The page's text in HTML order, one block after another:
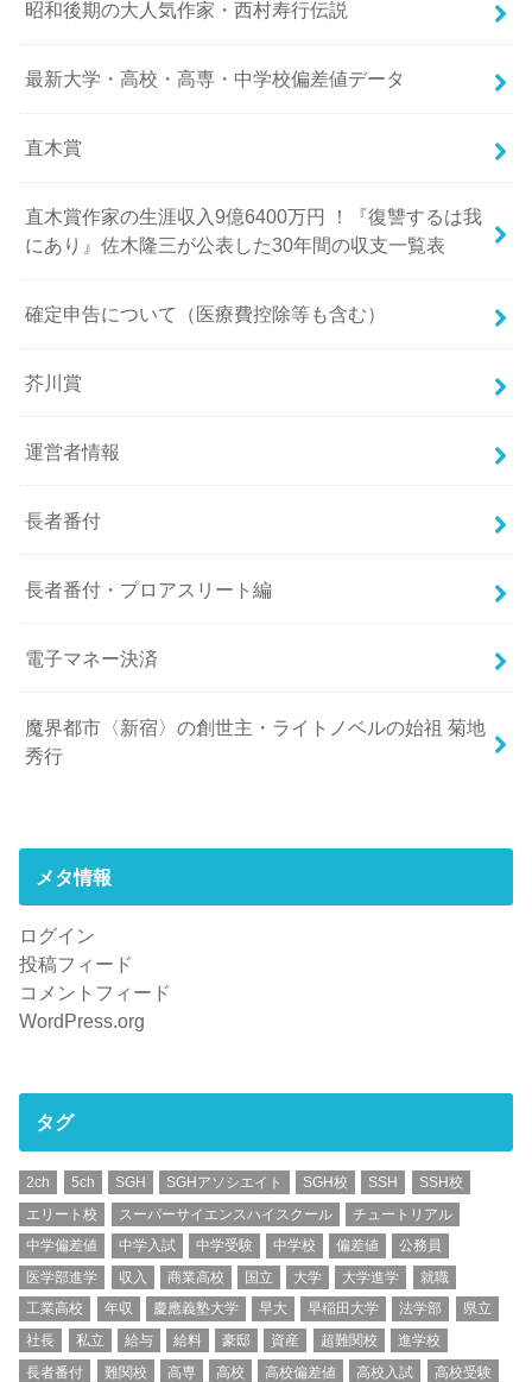
昭和後期の大人気作家・西村寿行伝説
最新大学・高校・高専・中学校偏差値データ
直木賞
直木賞作家の生涯収入9億6400万円 ！『復讐するは我
にあり』佐木隆三が公表した30年間の収支一覧表
確定申告について（医療費控除等も含む）
芥川賞
運営者情報
長者番付
長者番付・プロアスリート編
電子マネー決済
魔界都市〈新宿〉の創世主・ライトノベルの始祖 菊地
秀行
メタ情報
ログイン
投稿フィード
コメントフィード
WordPress.org
タグ
2ch 5ch SGH SGHアソシエイト SGH校 SSH
SSH校
エリート校
スーパーサイエンスハイスクール
チュートリアル
中学偏差値
中学入試 中学受験 中学校 偏差値
公務員
医学部進学
収入 商業高校 国立 大学 大学進学
就職
工業高校
年収 慶應義塾大学 早大 早稲田大学 法学部
県立
社長
私立 給与 給料 豪邸 資産 超難関校
進学校
長者番付
難関校 高専 高校 高校偏差値 高校入試 高校受験